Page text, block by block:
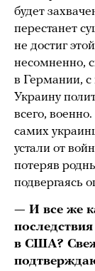
будет
перестанет
не достиг
несомненно,
в Германии,
Украину
всего,
самих
устали от
потеряв
подвергаясь
— И все же
в США?